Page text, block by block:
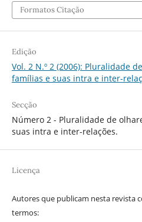
Formatos Citação
Edição
Vol. 2 N.º 2 (2006): Pluralidade
famílias e suas intra e inter-
Secção
Número 2 - Pluralidade de
suas intra e inter-relações.
Licença
Autores que publicam nesta revista
termos: